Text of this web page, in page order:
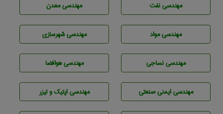
مهندسی نفت مهندسی معدن
مهندسی مواد مهندسی شهرسازی
مهندسي نساجی مهندسی هوافضا
مهندسی ایمنی صنعتی مهندسی اپتیک و لیزر